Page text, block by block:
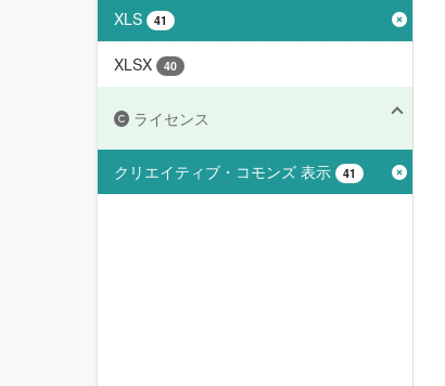
XLS 41
XLSX 40
ライセンス
クリエイティブ・コモンズ 表示 41